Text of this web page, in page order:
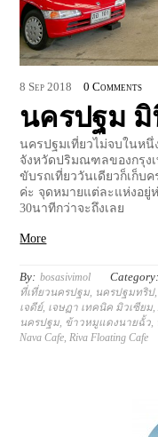
8 Sep 2018 0 Comments
นครปฐม
นครปฐมเที่ยวไม่จบในห
จังหวัดปริมณฑลของกรุง
ขับรถเที่ยววันเดียวก็เก็บ
ค่ะ จุดหมายแต่ละแห่งอยู่
30นาทีกว่าจะถึงเลย
More
By: bosasivimol Category:
ที่เที่ยวนครปฐม, นครปฐมทริป,
เจดีย์, เจษฏา เทคนิค มิวเซียม,
นครปฐม, ข้าวหมูแดงนายฉั้ว,
Nava Cafe,Riva Floating Cafe